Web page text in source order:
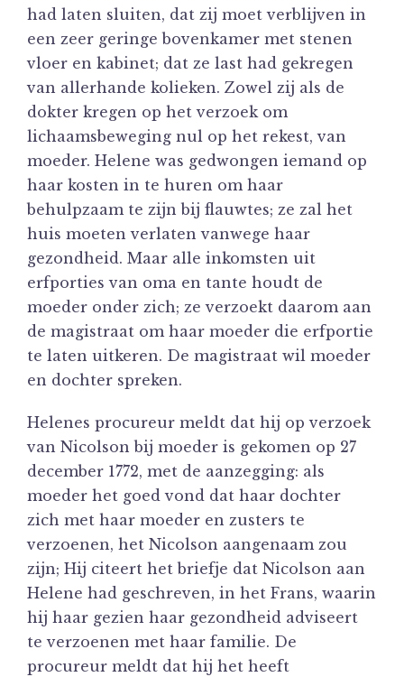
had laten sluiten, dat zij moet verblijven in
een zeer geringe bovenkamer met stenen
vloer en kabinet; dat ze last had gekregen
van allerhande kolieken. Zowel zij als de
dokter kregen op het verzoek om
lichaamsbeweging nul op het rekest, van
moeder. Helene was gedwongen iemand op
haar kosten in te huren om haar
behulpzaam te zijn bij flauwtes; ze zal het
huis moeten verlaten vanwege haar
gezondheid. Maar alle inkomsten uit
erfporties van oma en tante houdt de
moeder onder zich; ze verzoekt daarom aan
de magistraat om haar moeder die erfportie
te laten uitkeren. De magistraat wil moeder
en dochter spreken.
Helenes procureur meldt dat hij op verzoek
van Nicolson bij moeder is gekomen op 27
december 1772, met de aanzegging: als
moeder het goed vond dat haar dochter
zich met haar moeder en zusters te
verzoenen, het Nicolson aangenaam zou
zijn; Hij citeert het briefje dat Nicolson aan
Helene had geschreven, in het Frans, waarin
hij haar gezien haar gezondheid adviseert
te verzoenen met haar familie. De
procureur meldt dat hij het heeft